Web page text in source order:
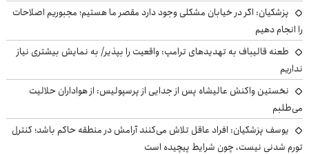
پزشکیان: اگر در خیابان مشکلی وجود دارد مقصر ما هستیم؛ مجبوریم اصلاحات
را انجام دهیم
طعنه قالیباف به تهدیدهای ترامپ: واقعیت را بپذیر/ به نمایش بیشتری نیاز
نداریم
نخستین واکنش عالیشاه پس از جدایی از پرسپولیس: از هواداران حلالیت
می‌طلبم
یوسف پزشکیان: افراد عاقل تلاش می‌کنند آرامش در منطقه حاکم باشد؛ کنترل
تورم شدنی نیست، چون شرایط پیچیده است